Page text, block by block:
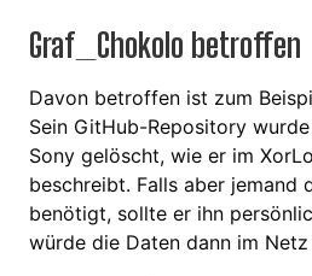
Graf_Chokolo betroffen
Davon betroffen ist zum
Sein GitHub-Repository
Sony gelöscht, wie er im
beschreibt. Falls aber jemand
benötigt, sollte er ihn
würde die Daten dann im